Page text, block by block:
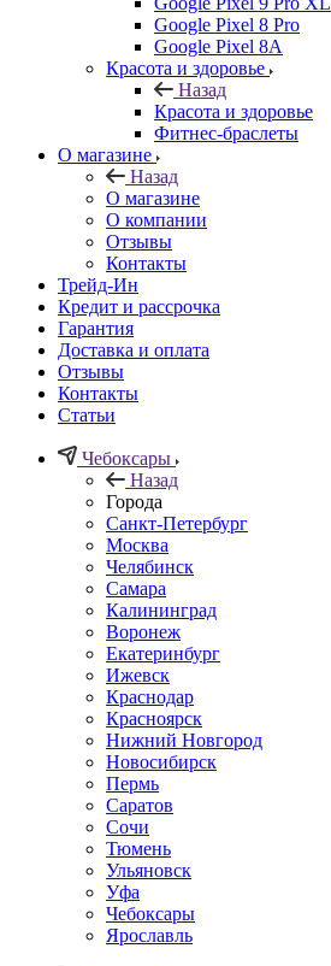
Google Pixel 8 Pro
Google Pixel 8A
Красота и здоровье
Назад
Красота и здоровье
Фитнес-браслеты
О магазине
Назад
О магазине
О компании
Отзывы
Контакты
Трейд-Ин
Кредит и рассрочка
Гарантия
Доставка и оплата
Отзывы
Контакты
Статьи
Чебоксары
Назад
Города
Санкт-Петербург
Москва
Челябинск
Самара
Калининград
Воронеж
Екатеринбург
Ижевск
Краснодар
Красноярск
Нижний Новгород
Новосибирск
Пермь
Саратов
Сочи
Тюмень
Ульяновск
Уфа
Чебоксары
Ярославль